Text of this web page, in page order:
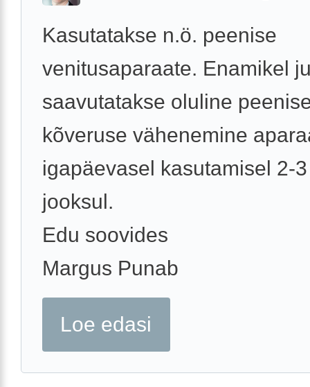
Kasutatakse n.ö. peenise
venitusaparaate. Enamikel
saavutatakse oluline
kõveruse vähenemine
igapäevasel kasutamisel 2-
jooksul.
Edu soovides
Margus Punab
Loe edasi